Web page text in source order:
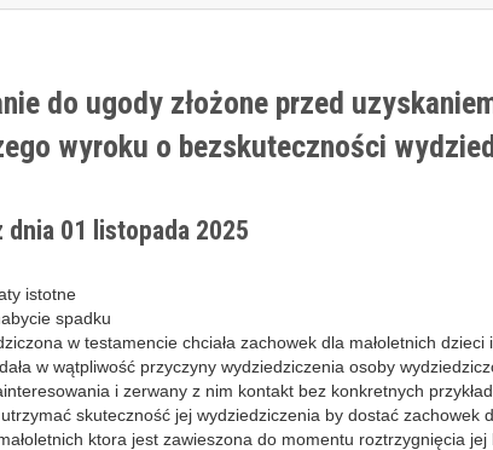
do ugody złożone przed
wyroku o bezskuteczności
dnia 01 listopada 2025
istotne
spadku
w testamencie chciała zachowek dla małoletnich
w wątpliwość przyczyny wydziedziczenia osoby
i zerwany z nim kontakt bez konkretnych
skuteczność jej wydziedziczenia by dostać zachowek
ktora jest zawieszona do momentu roztrzygnięcia